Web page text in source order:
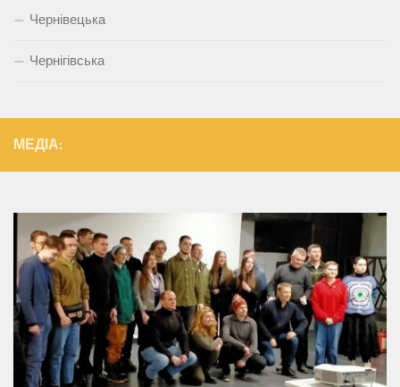
Чернівецька
Чернігівська
МЕДІА: